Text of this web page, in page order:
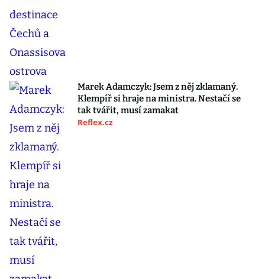
Marek Adamczyk: Jsem z něj zklamaný.
Klempíř si hraje na ministra. Nestačí se
tak tvářit, musí zamakat
Reflex.cz